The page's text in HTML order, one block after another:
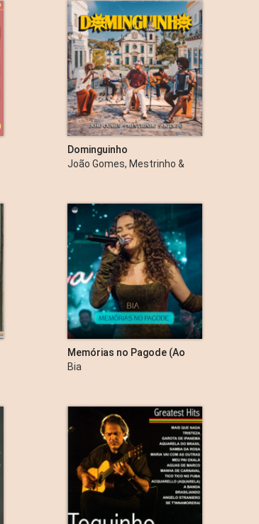
Dominguinho
João Gomes, Mestrinho &
Memórias no Pagode (Ao
Vivo)
Bia